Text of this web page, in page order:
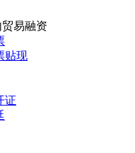
贸易融资
贴现
证